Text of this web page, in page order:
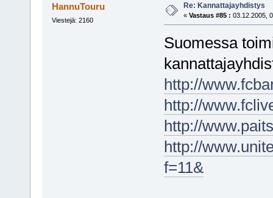
HannuTouru
Viestejä: 2160
Re: Kannattajayhdistys
« Vastaus #85 : 03.12.2005,
Suomessa
http://
http://
http://
http://
f=11&